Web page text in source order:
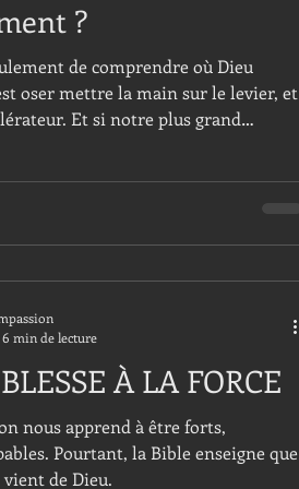
?
de comprendre où Dieu
oser mettre la main sur le levier, et
Et si notre plus grand
À LA FORCE
nous apprend à être forts,
Pourtant, la Bible enseigne que
de Dieu.
6 min de lecture